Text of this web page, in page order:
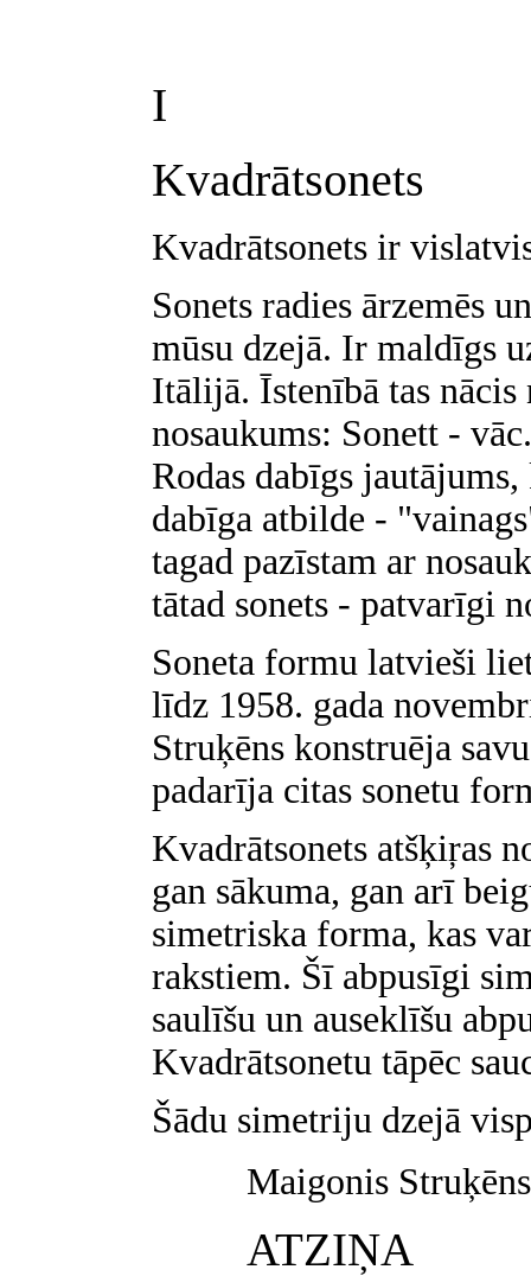
I
Kvadrātsonets
Kvadrātsonets ir
Sonets radies ārzemēs
mūsu dzejā. Ir maldīgs
Itālijā. Īstenībā tas
nosaukums: Sonett -
Rodas dabīgs
dabīga atbilde -
tagad pazīstam ar
tātad sonets - patvarīgi
Soneta formu latvieši
līdz 1958. gada
Struķēns konstruēja
padarīja citas sonetu
Kvadrātsonets atšķiŗas
gan sākuma, gan arī
simetriska forma, kas
rakstiem. Šī abpusīgi
saulīšu un auseklīšu
Kvadrātsonetu tāpēc
Šādu simetriju dzejā
Maigonis Struķēns
ATZIŅA